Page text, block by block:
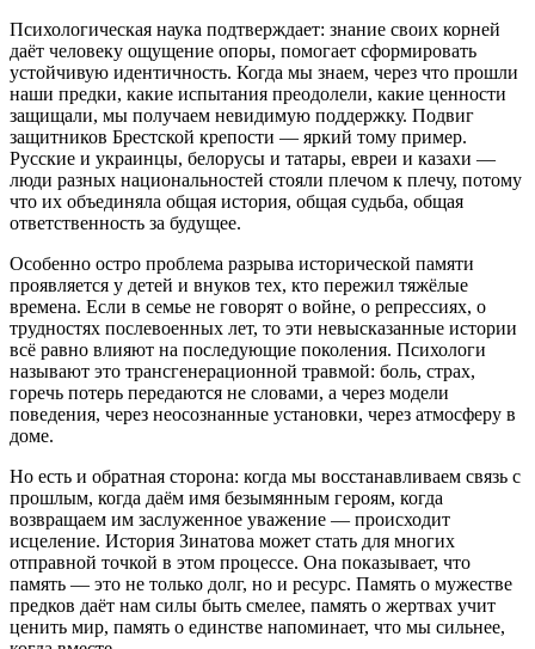
Психологическая наука подтверждает: знание своих корней
даёт человеку ощущение опоры, помогает сформировать
устойчивую идентичность. Когда мы знаем, через что прошли
наши предки, какие испытания преодолели, какие ценности
защищали, мы получаем невидимую поддержку. Подвиг
защитников Брестской крепости — яркий тому пример.
Русские и украинцы, белорусы и татары, евреи и казахи —
люди разных национальностей стояли плечом к плечу, потому
что их объединяла общая история, общая судьба, общая
ответственность за будущее.
Особенно остро проблема разрыва исторической памяти
проявляется у детей и внуков тех, кто пережил тяжёлые
времена. Если в семье не говорят о войне, о репрессиях, о
трудностях послевоенных лет, то эти невысказанные истории
всё равно влияют на последующие поколения. Психологи
называют это трансгенерационной травмой: боль, страх,
горечь потерь передаются не словами, а через модели
поведения, через неосознанные установки, через атмосферу в
доме.
Но есть и обратная сторона: когда мы восстанавливаем связь с
прошлым, когда даём имя безымянным героям, когда
возвращаем им заслуженное уважение — происходит
исцеление. История Зинатова может стать для многих
отправной точкой в этом процессе. Она показывает, что
память — это не только долг, но и ресурс. Память о мужестве
предков даёт нам силы быть смелее, память о жертвах учит
ценить мир, память о единстве напоминает, что мы сильнее,